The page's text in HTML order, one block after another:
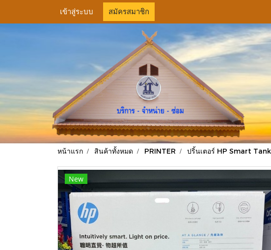
เข้าสู่ระบบ สมัครสมาชิก
หน้าแรก สินค้าทั้งหมด PRINTER ปริ้นเตอร์ HP Smart
New